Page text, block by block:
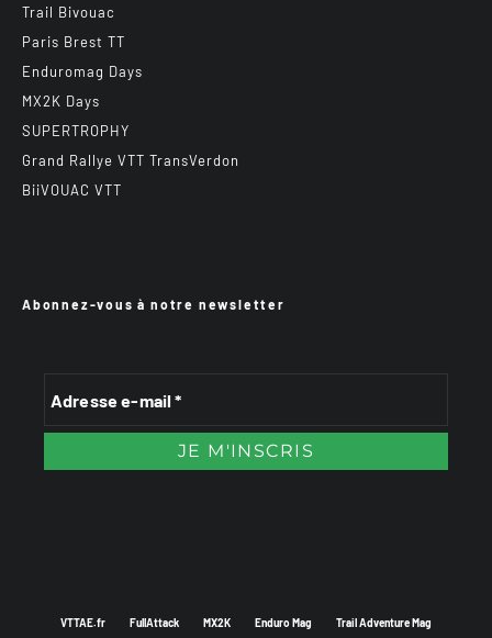
Trail Bivouac
Paris Brest TT
Enduromag Days
MX2K Days
SUPERTROPHY
Grand Rallye VTT TransVerdon
BiiVOUAC VTT
Abonnez-vous à notre newsletter
VTTAE.fr FullAttack MX2K Enduro Mag Trail Adventure Mag